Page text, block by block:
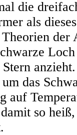
die
als
der
das
auf
so heiß,